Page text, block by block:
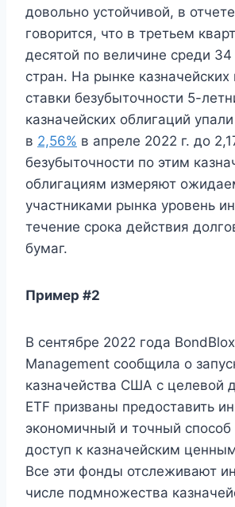
довольно устойчивой, в
говорится, что в третьем
десятой по величине среди 34
стран. На рынке
ставки безубыточности 5-
казначейских облигаций
в 2,56% в апреле 2022 г. до
безубыточности по этим
облигациям измеряют
участниками рынка уровень
течение срока действия
бумаг.
Пример #2
В сентябре 2022 года
Management сообщила о
казначейства США с целевой
ETF призваны предоставить
экономичный и точный способ
доступ к казначейским
Все эти фонды отслеживают
числе подмножества